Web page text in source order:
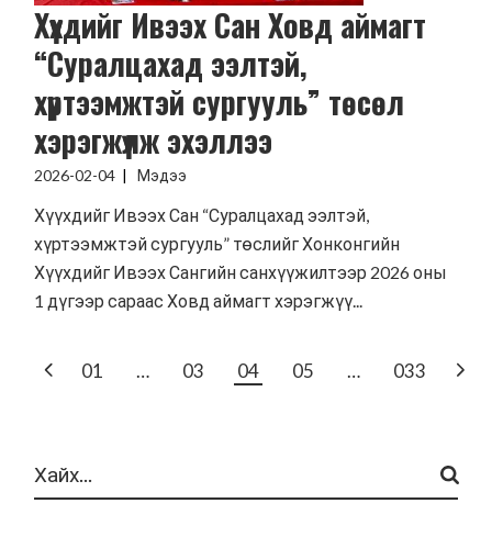
Хүүхдийг Ивээх Сан Ховд аймагт
“Суралцахад ээлтэй,
хүртээмжтэй сургууль” төсөл
хэрэгжүүлж эхэллээ
2026-02-04 Мэдээ
Хүүхдийг Ивээх Сан “Суралцахад ээлтэй,
хүртээмжтэй сургууль” төслийг Хонконгийн
Хүүхдийг Ивээх Сангийн санхүүжилтээр 2026 оны
1 дүгээр сараас Ховд аймагт хэрэгжүү...
POSTS
01 … 03 04 05 … 033